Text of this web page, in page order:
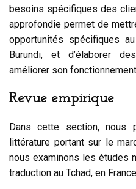
besoins spécifiques des
approfondie permet de
opportunités spécifiques
Burundi, et d’élaborer
améliorer son
Revue empirique
Dans cette section, nous
littérature portant sur le
nous examinons les études
traduction au Tchad, en